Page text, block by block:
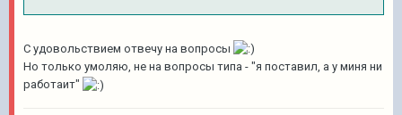
С удовольствием отвечу на вопросы
Но только умоляю, не на вопросы типа - "я поставил, а у миня ни
работаит"